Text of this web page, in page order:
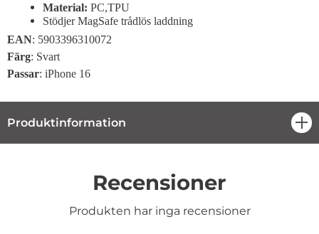
Material: PC,TPU
Stödjer MagSafe trådlös laddning
EAN: 5903396310072
Färg: Svart
Passar: iPhone 16
Produktinformation
Recensioner
Produkten har inga recensioner